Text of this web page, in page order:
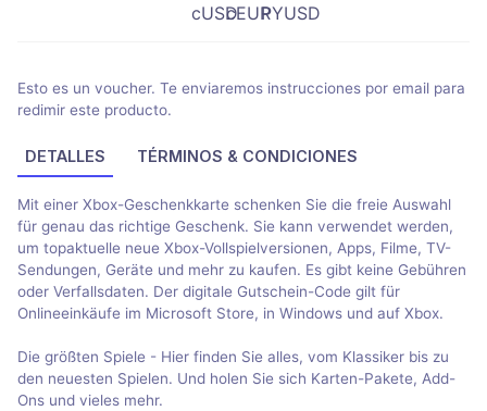
Esto es un voucher. Te enviaremos instrucciones por email para
redimir este producto.
DETALLES TÉRMINOS & CONDICIONES
Mit einer Xbox-Geschenkkarte schenken Sie die freie Auswahl
für genau das richtige Geschenk. Sie kann verwendet werden,
um topaktuelle neue Xbox-Vollspielversionen, Apps, Filme, TV-
Sendungen, Geräte und mehr zu kaufen. Es gibt keine Gebühren
oder Verfallsdaten. Der digitale Gutschein-Code gilt für
Onlineeinkäufe im Microsoft Store, in Windows und auf Xbox.
Die größten Spiele - Hier finden Sie alles, vom Klassiker bis zu
den neuesten Spielen. Und holen Sie sich Karten-Pakete, Add-
Ons und vieles mehr.